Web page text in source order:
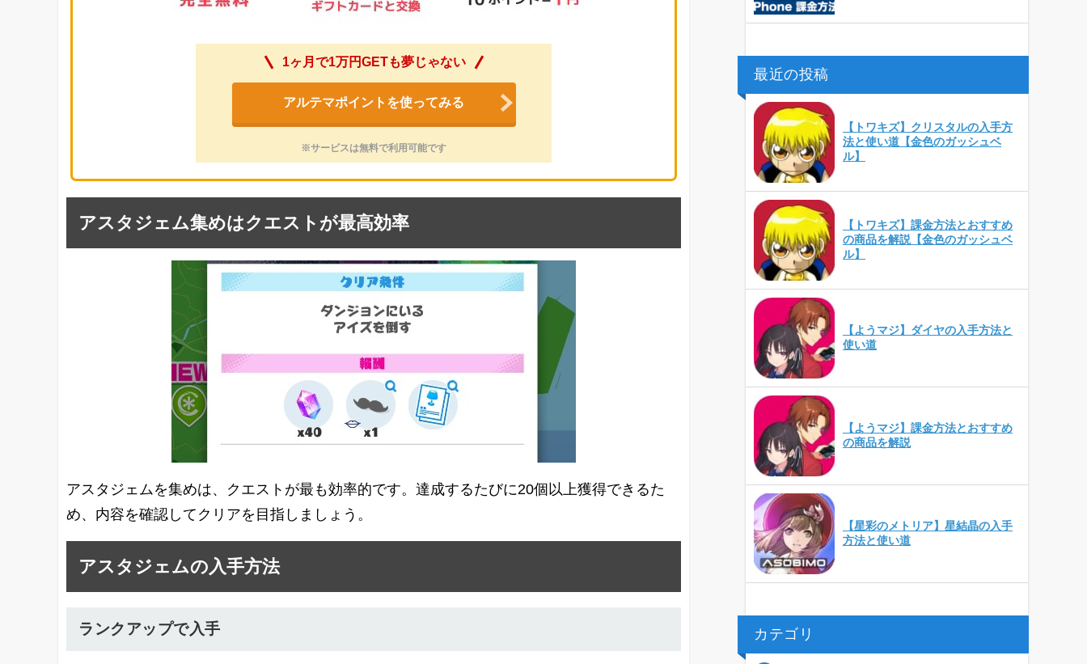
1ヶ月で1万円GETも夢じゃない
アルテマポイントを使ってみる
※サービスは無料で利用可能です
アスタジェム集めはクエストが最高効率
アスタジェムを集めは、クエストが最も効率的です。達成するたびに20個以上獲得できるた
め、内容を確認してクリアを目指しましょう。
アスタジェムの入手方法
ランクアップで入手
最近の投稿
【トワキズ】クリスタルの入手方
法と使い道【金色のガッシュベ
ル】
【トワキズ】課金方法とおすすめ
の商品を解説【金色のガッシュベ
ル】
【ようマジ】ダイヤの入手方法と
使い道
【ようマジ】課金方法とおすすめ
の商品を解説
【星彩のメトリア】星結晶の入手
方法と使い道
カテゴリ